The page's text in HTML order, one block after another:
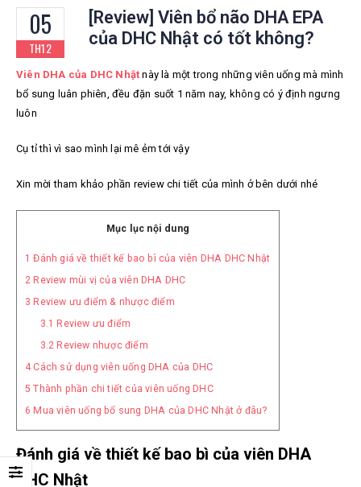
05
TH12
[Review] Viên bổ não DHA EPA
của DHC Nhật có tốt không?
Viên DHA của DHC Nhật này là một trong những viên uống mà mình
bổ sung luân phiên, đều đặn suốt 1 năm nay, không có ý định ngưng
luôn
Cụ tỉ thì vì sao mình lại mê ẻm tới vậy
Xin mời tham khảo phần review chi tiết của mình ở bên dưới nhé
Mục lục nội dung
1 Đánh giá về thiết kế bao bì của viên DHA DHC Nhật
2 Review mùi vị của viên DHA DHC
3 Review ưu điểm & nhược điểm
3.1 Review ưu điểm
3.2 Review nhược điểm
4Cách sử dụng viên uống DHA của DHC
5 Thành phần chi tiết của viên uống DHC
6 Mua viên uống bổ sung DHA của DHC Nhật ở đâu?
Đánh giá về thiết kế bao bì của viên DHA
DHC Nhật